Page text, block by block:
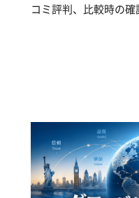
コミ評判、比較時の確